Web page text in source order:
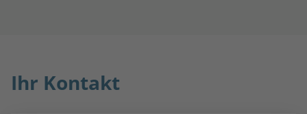
Ihr Kontakt